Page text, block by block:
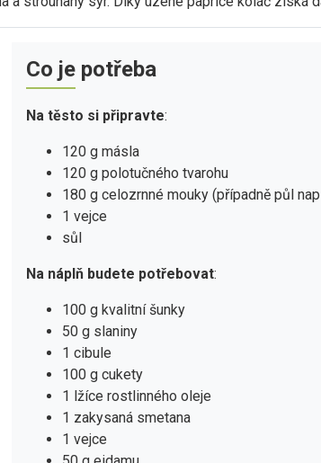
Co je potřeba
Na těsto si připravte:
120 g másla
120 g polotučného tvarohu
180 g celozrnné mouky (případně půl
1 vejce
sůl
Na náplň budete potřebovat:
100 g kvalitní šunky
50 g slaniny
1 cibule
100 g cukety
1 lžíce rostlinného oleje
1 zakysaná smetana
1 vejce